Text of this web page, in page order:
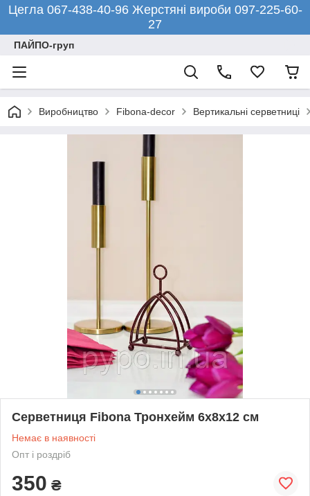
Цегла 067-438-40-96 Жерстяні вироби 097-225-60-
27
ПАЙПО-груп
Виробництво Fibona-decor Вертикальні серветниці
Серветниця Fibona Тронхейм 6х8х12 см
Немає в наявності
Опт і роздріб
350 ₴